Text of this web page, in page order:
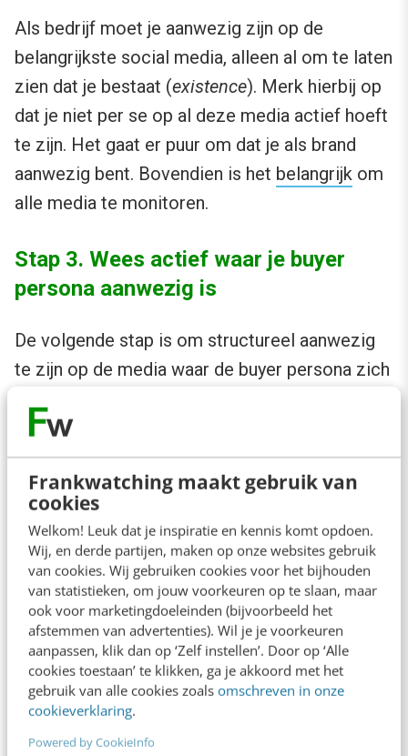
Frankwatching maakt gebruik van
cookies
Welkom! Leuk dat je inspiratie en kennis komt opdoen.
Wij, en derde partijen, maken op onze websites gebruik
van cookies. Wij gebruiken cookies voor het bijhouden
van statistieken, om jouw voorkeuren op te slaan, maar
ook voor marketingdoeleinden (bijvoorbeeld het
afstemmen van advertenties). Wil je je voorkeuren
aanpassen, klik dan op ‘Zelf instellen’. Door op ‘Alle
cookies toestaan’ te klikken, ga je akkoord met het
gebruik van alle cookies zoals omschreven in onze
cookieverklaring.
Powered by CookieInfo
Als bedrijf moet je aanwezig zijn op de
belangrijkste social media, alleen al om te laten
zien dat je bestaat (existence). Merk hierbij op
dat je niet per se op al deze media actief hoeft
te zijn. Het gaat er puur om dat je als brand
aanwezig bent. Bovendien is het belangrijk om
alle media te monitoren.
Stap 3. Wees actief waar je buyer
persona aanwezig is
De volgende stap is om structureel aanwezig
te zijn op de media waar de buyer persona zich
het moederschip van je social media-strategie.
Het is dé plek om hetwaaromvan je bedrijf,
dat aansluit ophet waaromvan de buyer
persona, uit te bouwen.
Stap 4: Ga de conversatie aan
Dit is waarschijnlijk de moeilijkste stap. Je hebt
een buyer persona, je hebt een waarom, en je
bent aanwezig. Je hebt alleen nog geen fans.
Nu moet je dus wel sociaal zijn! De kunst is nu
om op een vrijblijvende manier te binden met